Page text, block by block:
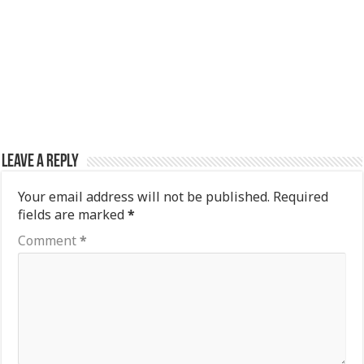
Leave a Reply
Your email address will not be published. Required
fields are marked*
Comment*